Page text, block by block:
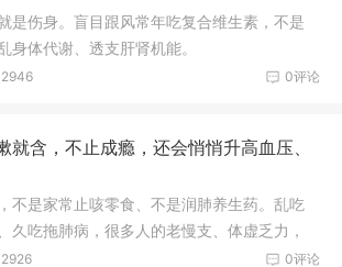
是伤身。盲目跟风常年吃复合维生素，不是
身体代谢、透支肝肾机能。
0评论
2946
就含，不止成瘾，还会悄悄升高血压、
不是家常止咳零食、不是润肺养生药。乱吃
久吃拖肺病，很多人的老慢支、体虚乏力，
来的。
0评论
2926